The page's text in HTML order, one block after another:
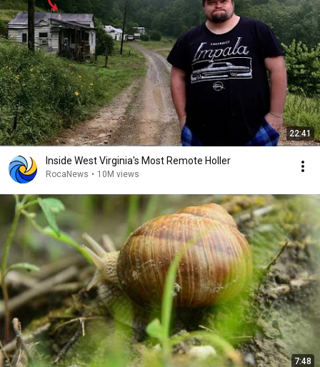
22:41
Inside West Virginia's Most Remote Holler
RocaNews • 10M views
7:48